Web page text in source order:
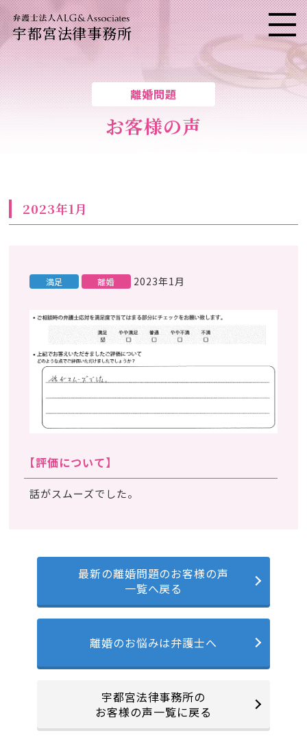
宇都宮法律事務所 メニ
離婚問題
お客様の声
2023年1月
満足 離婚 2023年1月
【評価について】
話がスムーズでした。
最新の離婚問題のお客様の声
一覧へ戻る
離婚のお悩みは弁護士へ
宇都宮法律事務所の
お客様の声一覧に戻る